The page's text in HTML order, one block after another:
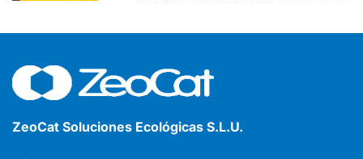
ZeoCat Soluciones Ecológicas S.L.U.